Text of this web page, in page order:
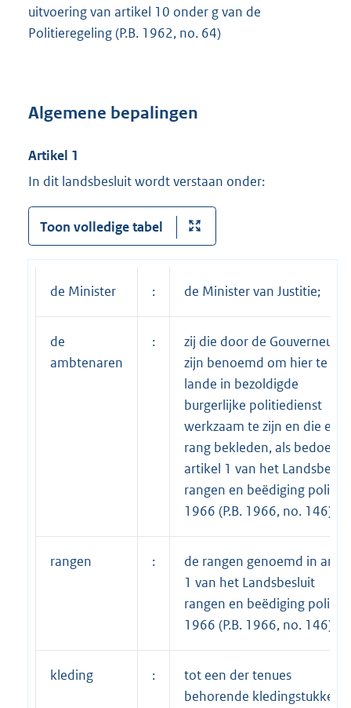
uitvoering van artikel 10 onder g van de
Politieregeling (P.B. 1962, no. 64)
Algemene bepalingen
Artikel 1
In dit landsbesluit wordt verstaan onder:
Toon volledige tabel
de Minister : de Minister van Justitie;
de
ambtenaren
:
zij die door de Gouverneur
zijn benoemd om hier te
lande in bezoldigde
burgerlijke politiedienst
werkzaam te zijn en die een
rang bekleden, als bedoeld
artikel 1 van het
rangen en beëdiging politie
1966 (P.B. 1966, no. 146);
rangen :
de rangen genoemd in
1 van het Landsbesluit
rangen en beëdiging politie
1966 (P.B. 1966, no. 146);
kleding :
tot een der tenues
behorende kledingstukken,